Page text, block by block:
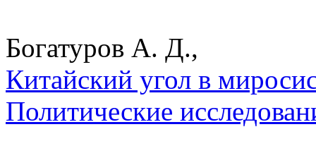
Богатуров А. Д.,
Китайский угол в
Политические